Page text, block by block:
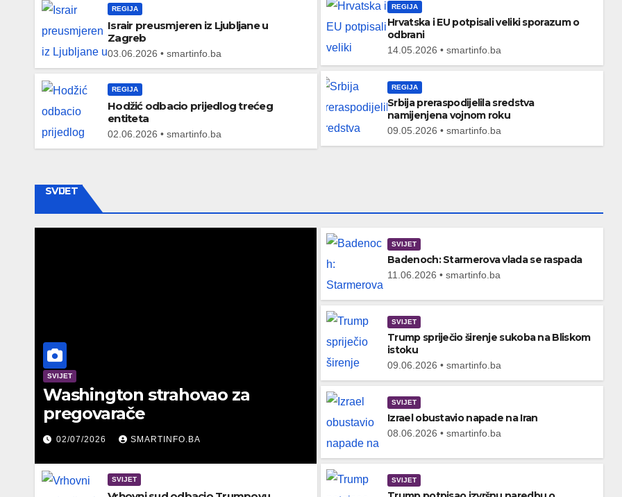
REGIJA
Israir preusmjeren iz Ljubljane u
Zagreb
03.06.2026 • smartinfo.ba
REGIJA
Hodžić odbacio prijedlog trećeg
entiteta
02.06.2026 • smartinfo.ba
REGIJA
Hrvatska i EU potpisali veliki sporazum o
odbrani
14.05.2026 • smartinfo.ba
REGIJA
Srbija preraspodijelila sredstva
namijenjena vojnom roku
09.05.2026 • smartinfo.ba
SVIJET
SVIJET
Washington strahovao za
pregovarače
02/07/2026 SMARTINFO.BA
SVIJET
SVIJET
Badenoch: Starmerova vlada se raspada
11.06.2026 • smartinfo.ba
SVIJET
Trump spriječio širenje sukoba na Bliskom
istoku
09.06.2026 • smartinfo.ba
SVIJET
Izrael obustavio napade na Iran
08.06.2026 • smartinfo.ba
SVIJET